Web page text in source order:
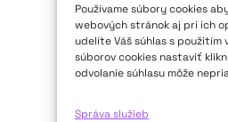
Používame súbory cookies
webových stránok aj pri ich
udelíte Váš súhlas s
súborov cookies nastaviť
odvolanie súhlasu môže
Správa služieb